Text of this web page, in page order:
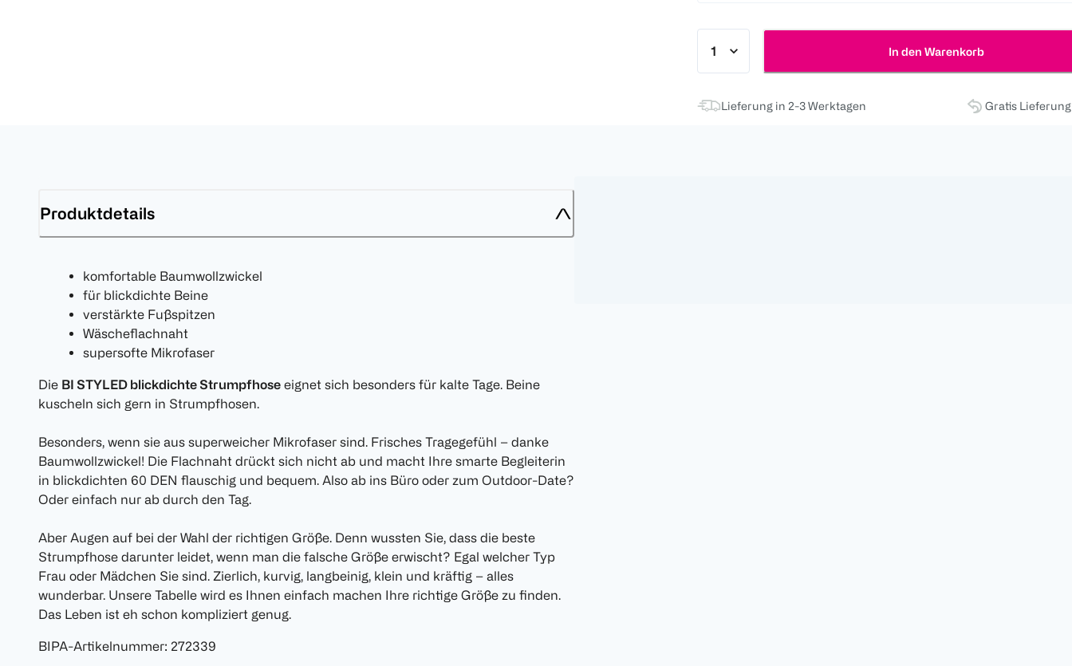
In den Warenkorb
Lieferung in 2-3 Werktagen Gratis
Produktdetails
komfortable Baumwollzwickel
für blickdichte Beine
verstärkte Fußspitzen
Wäscheflachnaht
supersofte Mikrofaser
Die BI STYLED blickdichte Strumpfhose eignet sich besonders für kalte Tage. Beine
kuscheln sich gern in Strumpfhosen.
Besonders, wenn sie aus superweicher Mikrofaser sind. Frisches Tragegefühl – danke
Baumwollzwickel! Die Flachnaht drückt sich nicht ab und macht Ihre smarte Begleiterin
in blickdichten 60 DEN flauschig und bequem. Also ab ins Büro oder zum Outdoor-Date?
Oder einfach nur ab durch den Tag.
Aber Augen auf bei der Wahl der richtigen Größe. Denn wussten Sie, dass die beste
Strumpfhose darunter leidet, wenn man die falsche Größe erwischt? Egal welcher Typ
Frau oder Mädchen Sie sind. Zierlich, kurvig, langbeinig, klein und kräftig – alles
wunderbar. Unsere Tabelle wird es Ihnen einfach machen Ihre richtige Größe zu finden.
Das Leben ist eh schon kompliziert genug.
BIPA-Artikelnummer: 272339